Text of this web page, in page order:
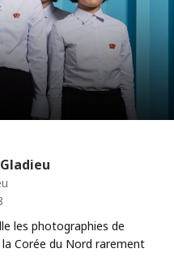
les photographies de
Corée du Nord rarement